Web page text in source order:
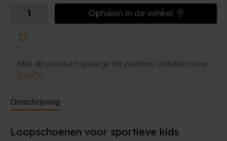
Ophalen in de winkel
Met dit product spaar je 99 punten. Ontdek onze
loyalty
Omschrijving
Loopschoenen voor sportieve kids